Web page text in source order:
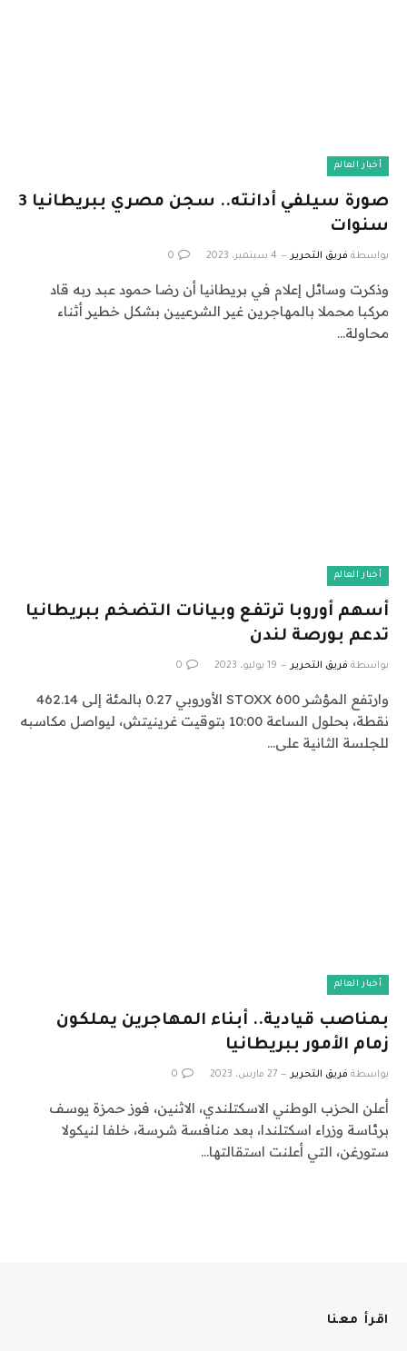
أخبار العالم
صورة سيلفي أدانته.. سجن مصري ببريطانيا 3
سنوات
بواسطة فريق التحرير 4 سبتمبر، 2023 0
وذكرت وسائل إعلام في بريطانيا أن رضا حمود عبد ربه قاد
مركبا محملا بالمهاجرين غير الشرعيين بشكل خطير أثناء
محاولة…
أخبار العالم
أسهم أوروبا ترتفع وبيانات التضخم ببريطانيا
تدعم بورصة لندن
بواسطة فريق التحرير 19 يوليو، 2023 0
وارتفع المؤشر STOXX 600 الأوروبي 0.27 بالمئة إلى 462.14
نقطة، بحلول الساعة 10:00 بتوقيت غرينيتش، ليواصل مكاسبه
للجلسة الثانية على…
أخبار العالم
بمناصب قيادية.. أبناء المهاجرين يملكون
زمام الأمور ببريطانيا
بواسطة فريق التحرير 27 مارس، 2023 0
أعلن الحزب الوطني الاسكتلندي، الاثنين، فوز حمزة يوسف
برئاسة وزراء اسكتلندا، بعد منافسة شرسة، خلفا لنيكولا
ستورغن، التي أعلنت استقالتها…
اقرأ معنا